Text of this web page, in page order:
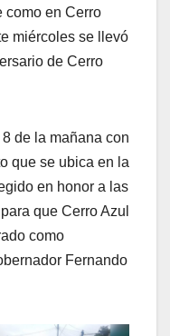
como en Cerro
miércoles se llevó
de Cerro
de la mañana con
que se ubica en la
en honor a las
que Cerro Azul
como
Fernando